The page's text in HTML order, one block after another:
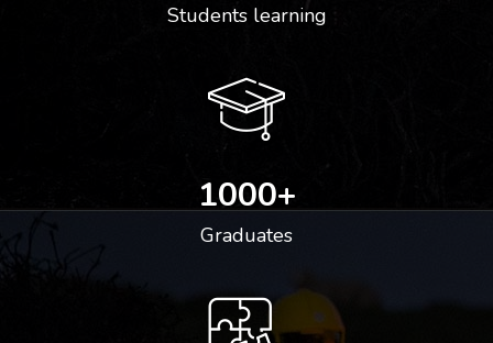
Students learning
1000+
Graduates